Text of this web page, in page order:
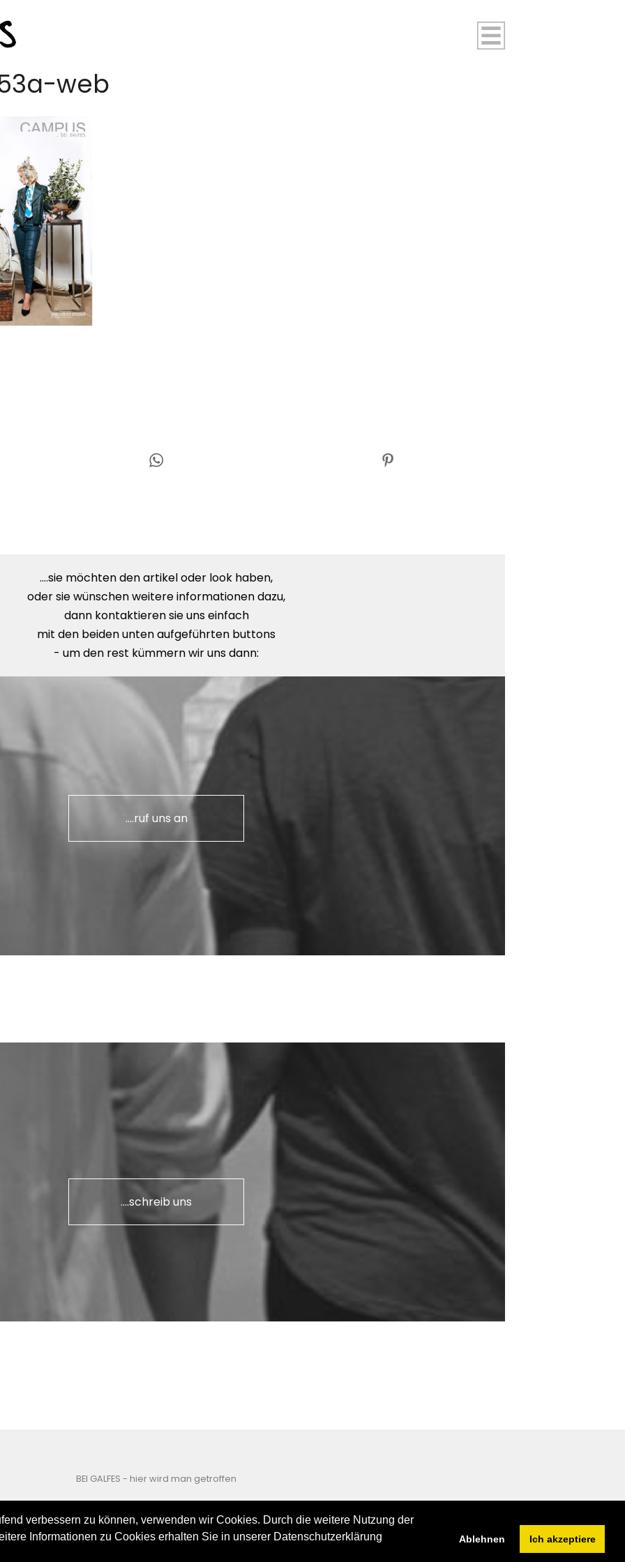
verbessern zu können, verwenden wir Cookies. Durch die weitere Nutzung der
Informationen zu Cookies erhalten Sie in unserer Datenschutzerklärung
Ablehnen Ich akzeptiere
web
....sie möchten den artikel oder look haben,
oder sie wünschen weitere informationen dazu,
dann kontaktieren sie uns einfach
mit den beiden unten aufgeführten buttons
- um den rest kümmern wir uns dann:
....ruf uns an
....schreib uns
BEI GALFES - hier wird man getroffen
datenschutz
disclaimer